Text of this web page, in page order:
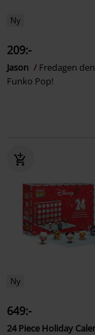
Ny
209:-
Jason
Fredagen
Funko Pop!
Ny
649:-
24 Piece Holiday